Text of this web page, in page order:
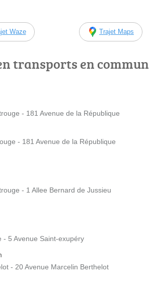
Waze Trajet Maps
transports en commun
- 181 Avenue de la République
- 181 Avenue de la République
- 1 Allee Bernard de Jussieu
- 5 Avenue Saint-exupéry
- 20 Avenue Marcelin Berthelot